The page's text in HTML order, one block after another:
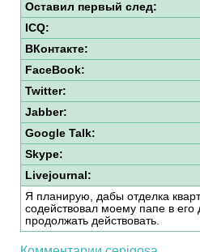
Оставил первый след:
ICQ:
ВКонтакте:
FaceBook:
Twitter:
Jabber:
Google Talk:
Skype:
Livejournal:
Я планирую, дабы отделка
содействовал моему папе в его
продолжать действовать.